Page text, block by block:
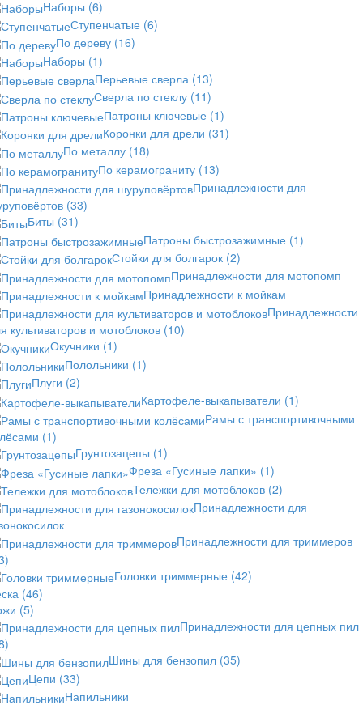
Наборы (6)
Ступенчатые (6)
По дереву (16)
Наборы (1)
Перьевые сверла (13)
Сверла по стеклу (11)
Патроны ключевые (1)
Коронки для дрели (31)
По металлу (18)
По керамограниту (13)
Принадлежности для
(33)
Биты (31)
Патроны быстрозажимные (1)
Стойки для болгарок (2)
Принадлежности для мотопомп
Принадлежности к мойкам
Принадлежности
культиваторов и мотоблоков (10)
Окучники (1)
Полольники (1)
Плуги (2)
Картофеле-выкапыватели (1)
Рамы с транспортивочными
(1)
Грунтозацепы (1)
Фреза «Гусиные лапки» (1)
Тележки для мотоблоков (2)
Принадлежности для
Принадлежности для триммеров
Головки триммерные (42)
(46)
(5)
Принадлежности для цепных пил
Шины для бензопил (35)
Цепи (33)
Напильники